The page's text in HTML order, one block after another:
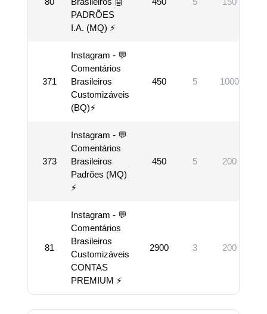
PADRÕES
I.A. (MQ) ⚡
371
Instagram - 💬
Comentários
Brasileiros
Customizáveis
(BQ)⚡
450 5 1000
373
Instagram - 💬
Comentários
Brasileiros
Padrões (MQ)
⚡
450 5 200
81
Instagram - 💬
Comentários
Brasileiros
Customizáveis
CONTAS
PREMIUM ⚡
2900 3 200